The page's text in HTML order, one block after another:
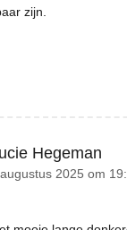
zijn.
Hegeman
2025 om